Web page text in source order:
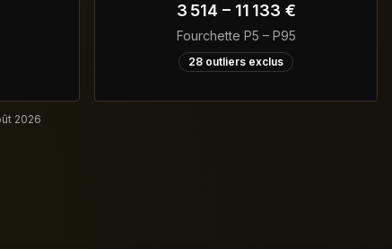
3 514 – 11 133 €
Fourchette P5 – P95
28 outliers exclus
2026